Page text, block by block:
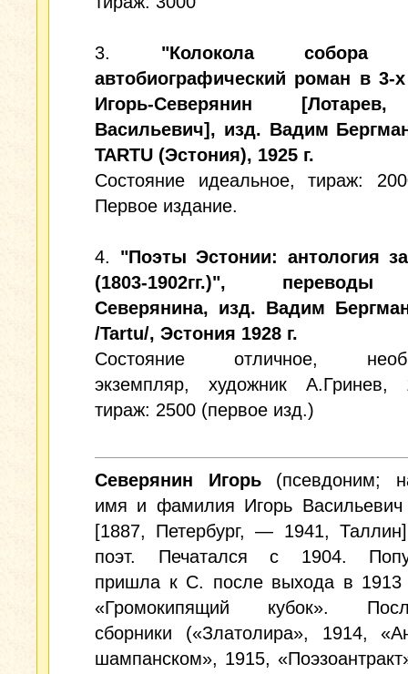
3. "Колокола собора
автобиографический роман в 3-
Игорь-Северянин
Васильевич], изд. Вадим
TARTU (Эстония), 1925 г.
Состояние идеальное, тираж:
Первое издание.
4. "Поэты Эстонии: антология
(1803-1902гг.)", переводы
Северянина, изд. Вадим
/Tartu/, Эстония 1928 г.
Состояние отличное,
экземпляр, художник А.Гринев,
тираж: 2500 (первое изд.)
Северянин Игорь(псевдоним;
имя и фамилия Игорь Васильевич
[1887, Петербург, — 1941,
поэт. Печатался с 1904.
пришла к С. после выхода в 1913
«Громокипящий кубок».
сборники («Златолира», 1914,
шампанском», 1915,